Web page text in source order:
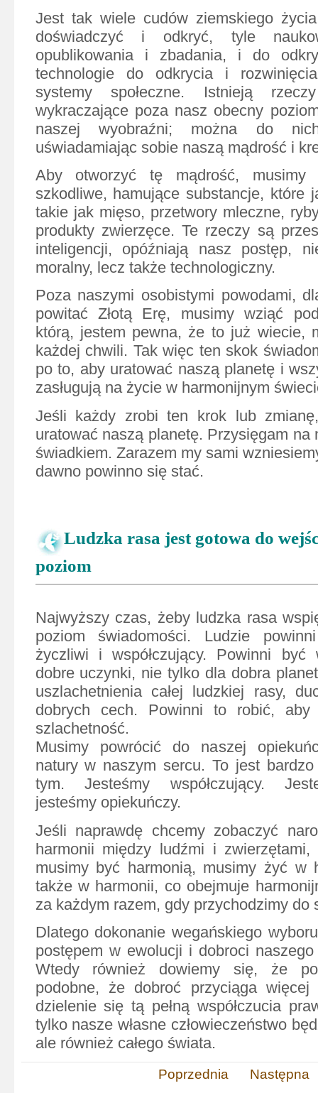
Jest tak wiele cudów ziemskiego
doświadczyć i odkryć, tyle
opublikowania i zbadania, i do
technologie do odkrycia i
systemy społeczne. Istnieją
wykraczające poza nasz obecny
naszej wyobraźni; można do
uświadamiając sobie naszą mądrość i
Aby otworzyć tę mądrość, musimy
szkodliwe, hamujące substancje, które
takie jak mięso, przetwory mleczne,
produkty zwierzęce. Te rzeczy są
inteligencji, opóźniają nasz postęp,
moralny, lecz także technologiczny.
Poza naszymi osobistymi powodami,
powitać Złotą Erę, musimy wziąć
którą, jestem pewna, że to już wiecie,
każdej chwili. Tak więc ten skok
po to, aby uratować naszą planetę i
zasługują na życie w harmonijnym
Jeśli każdy zrobi ten krok lub
uratować naszą planetę. Przysięgam na
świadkiem. Zarazem my sami
dawno powinno się stać.
Ludzka rasa jest gotowa do
poziom
Najwyższy czas, żeby ludzka rasa
poziom świadomości. Ludzie
życzliwi i współczujący. Powinni być
dobre uczynki, nie tylko dla dobra
uszlachetnienia całej ludzkiej rasy,
dobrych cech. Powinni to robić, aby
szlachetność.
Musimy powrócić do naszej
natury w naszym sercu. To jest
tym. Jesteśmy współczujący.
jesteśmy opiekuńczy.
Jeśli naprawdę chcemy zobaczyć
harmonii między ludźmi i
musimy być harmonią, musimy żyć w
także w harmonii, co obejmuje
za każdym razem, gdy przychodzimy do
Dlatego dokonanie wegańskiego
postępem w ewolucji i dobroci naszego
Wtedy również dowiemy się, że
podobne, że dobroć przyciąga więcej
dzielenie się tą pełną współczucia
tylko nasze własne człowieczeństwo
ale również całego świata.
Poprzednia Następna